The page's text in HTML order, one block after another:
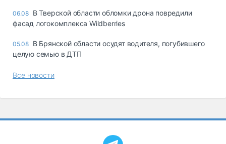
06.08 В Тверской области обломки дрона повредили
фасад логокомплекса Wildberries
05.08 В Брянской области осудят водителя, погубившего
целую семью в ДТП
Все новости